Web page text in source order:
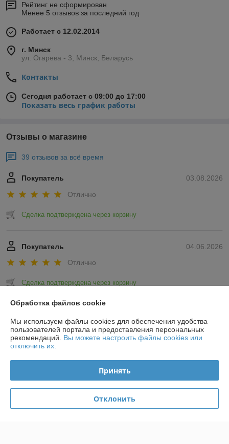
Рейтинг не сформирован
Менее 5 отзывов за последний год
Работает с 12.02.2014
г. Минск
ул. Огарева - 3, Минск, Беларусь
Контакты
Сегодня работает с 09:00 до 17:00
Показать весь график работы
Отзывы о магазине
39 отзывов за всё время
03.08.2026
Покупатель
Отлично
Сделка подтверждена через корзину
04.06.2026
Покупатель
Отлично
Сделка подтверждена через корзину
Показать все отзывы
О нас
Доставка и оплата
Обработка файлов cookie
Мы используем файлы cookies для обеспечения удобства
пользователей портала и предоставления персональных
рекомендаций. Вы можете настроить файлы cookies или
отключить их.
Принять
Отклонить